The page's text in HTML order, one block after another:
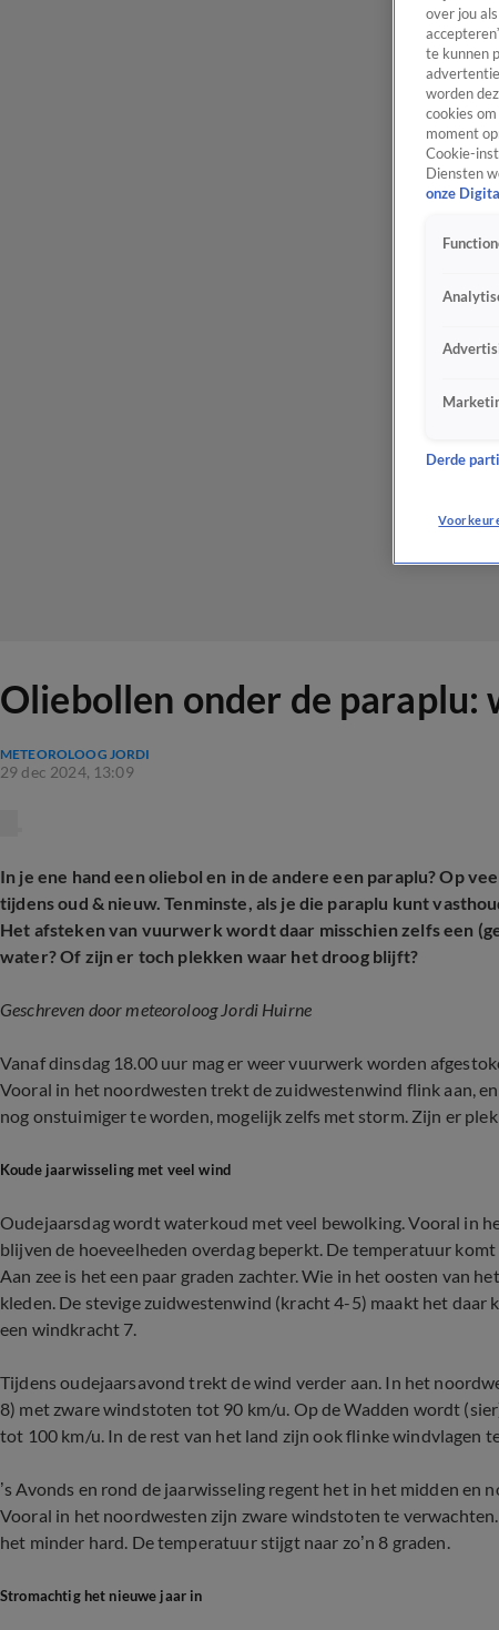
Oliebollen onder de
METEOROLOOG JORDI
29 dec 2024, 13:09
In je ene hand een oliebol en in de andere een paraplu? Op
tijdens oud & nieuw. Tenminste, als je die paraplu kunt
Het afsteken van vuurwerk wordt daar misschien zelfs een
water? Of zijn er toch plekken waar het droog blijft?
Geschreven door meteoroloog Jordi Huirne
Vanaf dinsdag 18.00 uur mag er weer vuurwerk worden
Vooral in het noordwesten trekt de zuidwestenwind flink aan,
nog onstuimiger te worden, mogelijk zelfs met storm. Zijn er
Koude jaarwisseling met veel wind
Oudejaarsdag wordt waterkoud met veel bewolking. Vooral in
blijven de hoeveelheden overdag beperkt. De temperatuur
Aan zee is het een paar graden zachter. Wie in het oosten van
kleden. De stevige zuidwestenwind (kracht 4-5) maakt het
een windkracht 7.
Tijdens oudejaarsavond trekt de wind verder aan. In het
8) met zware windstoten tot 90 km/u. Op de Wadden wordt
tot 100 km/u. In de rest van het land zijn ook flinke windvlagen
’s Avonds en rond de jaarwisseling regent het in het midden
Vooral in het noordwesten zijn zware windstoten te
het minder hard. De temperatuur stijgt naar zo’n 8 graden.
Stromachtig het nieuwe jaar in
over jou
te kunnen
worden
cookies
moment
Cookie-
Diensten
onze
Derde